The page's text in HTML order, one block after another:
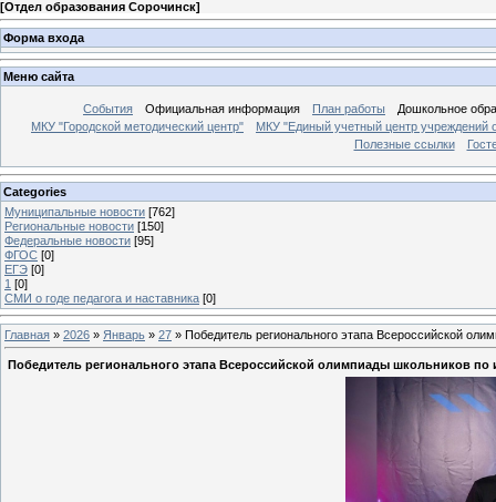
[Отдел образования Сорочинск]
Форма входа
Меню сайта
События Официальная информация План работы
Дошкольное
МКУ "Городской методический центр"
МКУ "Единый учетный центр учреждений
Полезные ссылки
Categories
Муниципальные новости [762]
Региональные новости [150]
Федеральные новости [95]
ФГОС [0]
ЕГЭ [0]
1 [0]
СМИ о годе педагога и наставника [0]
Главная » 2026 » Январь » 27 » Победитель регионального этапа Всероссийской
Победитель регионального этапа Всероссийской олимпиады школьников